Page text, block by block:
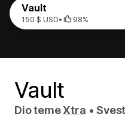
Vault
150 $ USD• 98%
Vault
Dio temeXtra •